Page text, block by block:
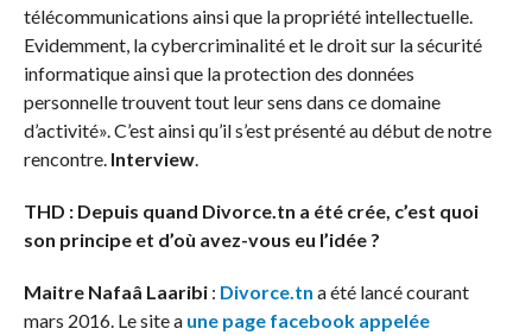
télécommunications ainsi que la propriété intellectuelle.
Evidemment, la cybercriminalité et le droit sur la sécurité
informatique ainsi que la protection des données
personnelle trouvent tout leur sens dans ce domaine
d’activité». C’est ainsi qu’il s’est présenté au début de notre
rencontre. Interview.
THD : Depuis quand Divorce.tn a été crée, c’est quoi
son principe et d’où avez-vous eu l’idée ?
Maitre Nafaâ Laaribi: Divorce.tn a été lancé courant
mars 2016. Le site a une page facebook appelée